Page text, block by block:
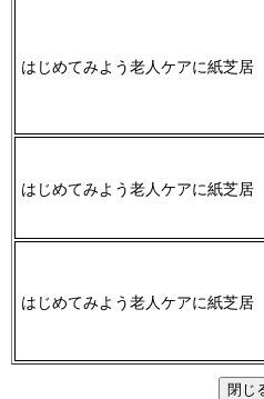
はじめてみよう老人ケアに紙芝居
はじめてみよう老人ケアに紙芝居
はじめてみよう老人ケアに紙芝居